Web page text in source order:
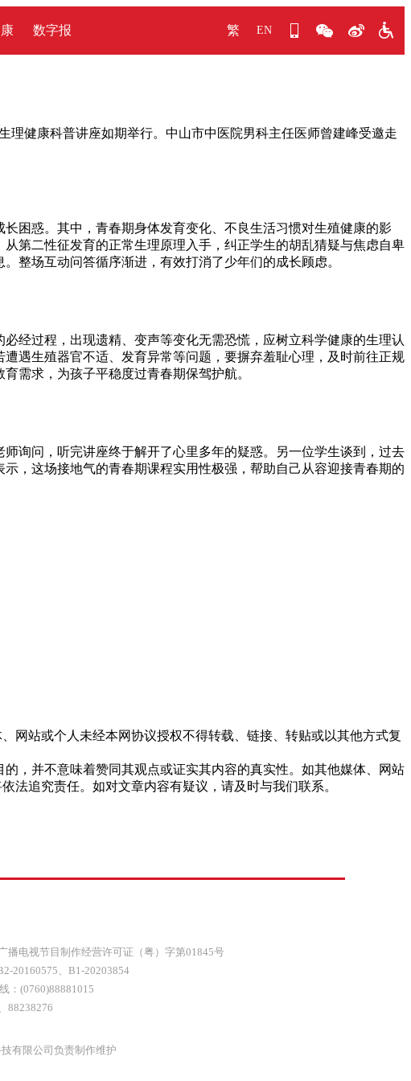
数字报 繁 EN
健康科普讲座如期举行。中山市中医院男科主任医师曾建峰受邀走
困惑。其中，青春期身体发育变化、不良生活习惯对生殖健康的影
第二性征发育的正常生理原理入手，纠正学生的胡乱猜疑与焦虑自卑
整场互动问答循序渐进，有效打消了少年们的成长顾虑。
经过程，出现遗精、变声等变化无需恐慌，应树立科学健康的生理认
遇生殖器官不适、发育异常等问题，要摒弃羞耻心理，及时前往正规
需求，为孩子平稳度过青春期保驾护航。
询问，听完讲座终于解开了心里多年的疑惑。另一位学生谈到，过去
，这场接地气的青春期课程实用性极强，帮助自己从容迎接青春期的
网站或个人未经本网协议授权不得转载、链接、转贴或以其他方式复
，并不意味着赞同其观点或证实其内容的真实性。如其他媒体、网站
法追究责任。如对文章内容有疑议，请及时与我们联系。
播电视节目制作经营许可证（粤）字第01845号
20160575、 B1-20203854
：(0760)88881015
88238276
有限公司负责制作维护